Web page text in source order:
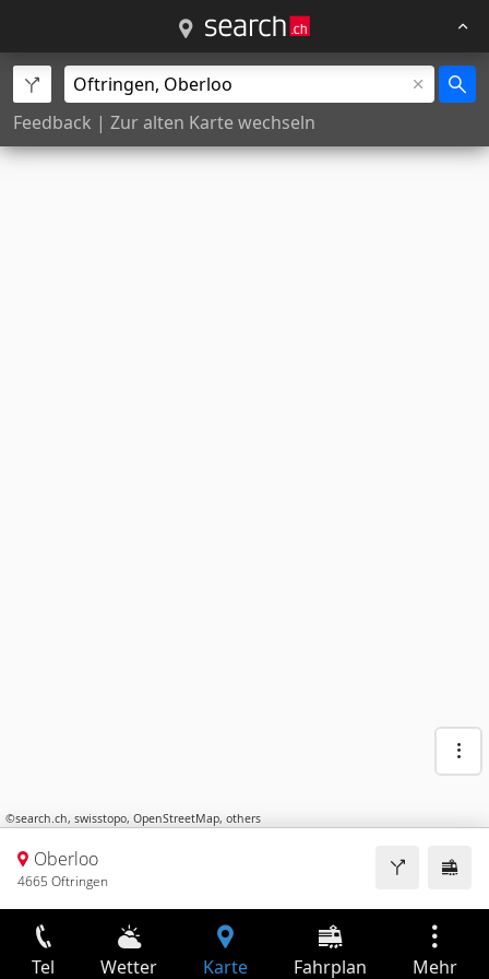
Feedback | Zur alten Karte wechseln
©search.ch, swisstopo, OpenStreetMap, others
Oberloo
4665 Oftringen
Tel Wetter Karte Fahrplan Mehr